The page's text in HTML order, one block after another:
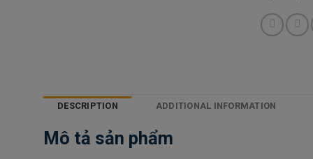
DESCRIPTION ADDITIONAL INFORMATION
Mô tả sản phẩm